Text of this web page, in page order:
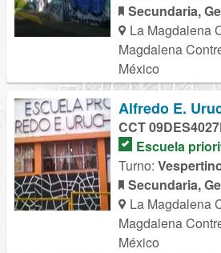
Secundaria,
La Magdalena
Magdalena
México
Alfredo E.
CCT
Escuela
Turno:
Secundaria,
La Magdalena
Magdalena
México